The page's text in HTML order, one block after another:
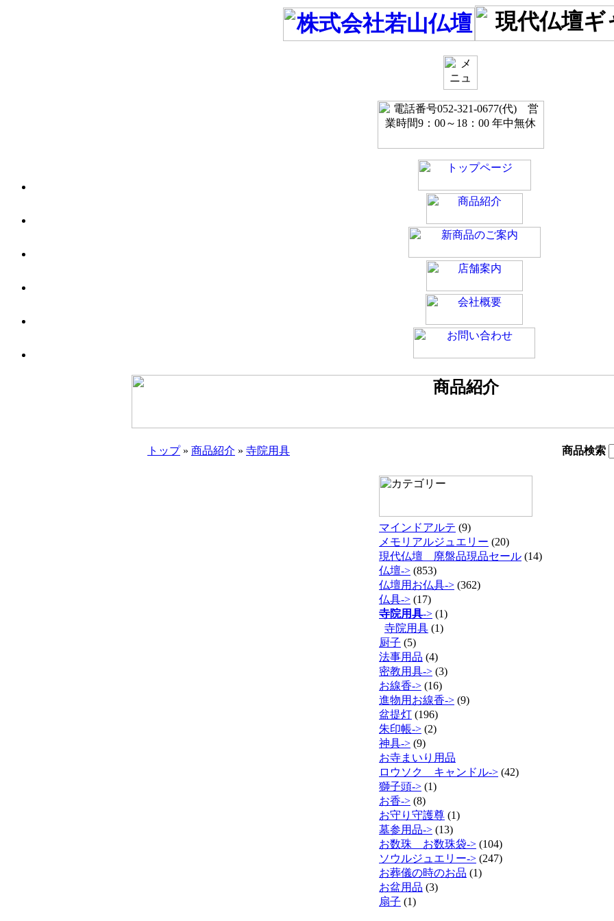
トップ» 商品紹介 » 寺院用具 商品検索
マインドアルテ (9)
メモリアルジュエリー (20)
現代仏壇 廃盤品現品セール (14)
仏壇-> (853)
仏壇用お仏具-> (362)
仏具-> (17)
寺院用具-> (1)
寺院用具 (1)
厨子 (5)
法事用品 (4)
密教用具-> (3)
お線香-> (16)
進物用お線香-> (9)
盆提灯 (196)
朱印帳-> (2)
神具-> (9)
お寺まいり用品
ロウソク キャンドル-> (42)
獅子頭-> (1)
お香-> (8)
お守り守護尊 (1)
墓参用品-> (13)
お数珠 お数珠袋-> (104)
ソウルジュエリー-> (247)
お葬儀の時のお品 (1)
お盆用品 (3)
扇子 (1)